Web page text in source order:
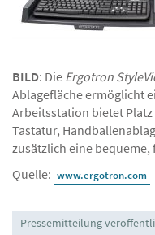
BILD: Die Ergotron
Ablagefläche ermöglicht
Arbeitsstation bietet
Tastatur,
zusätzlich eine
Quelle: www.ergotron.com
Pressemitteilung